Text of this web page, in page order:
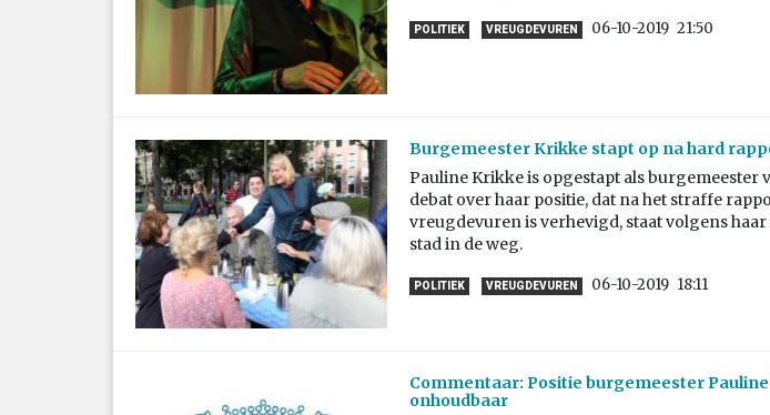
POLITIEK VREUGDEVUREN 06-10-2019 21:50
Burgemeester Krikke stapt op na hard
Pauline Krikke is opgestapt als burgemeester
debat over haar positie, dat na het straffe
vreugdevuren is verhevigd, staat volgens
stad in de weg.
POLITIEK VREUGDEVUREN 06-10-2019 18:11
Commentaar: Positie burgemeester
onhoudbaar